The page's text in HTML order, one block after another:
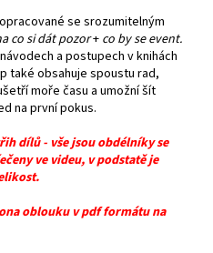
se srozumitelným
co si dát pozor+ co by se event.
a postupech v knihách
také obsahuje spoustu rad,
moře času a umožní šít
na první pokus.
dílů - vše jsou obdélníky se
ve videu, v podstatě je
oblouku v pdf formátu na